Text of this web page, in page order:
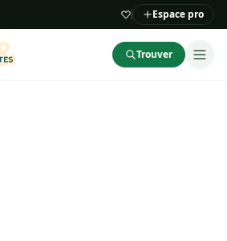
Espace pro
Trouver